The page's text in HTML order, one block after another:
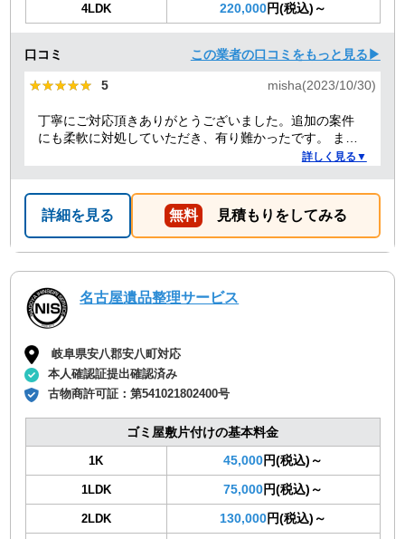
4LDK 220,000円(税込)～
口コミ この業者の口コミをもっと見る▶
★★★★★
★★★★★ 5 misha(2023/10/30)
丁寧にご対応頂きありがとうございました。追加の案件
にも柔軟に対処していただき、有り難かったです。 また
何かありましたらぜひよろしくお願いします。詳しく見る▼
詳細を見る 無料 見積もりをしてみる
名古屋遺品整理サービス
岐阜県安八郡安八町対応
本人確認証提出確認済み
古物商許可証：第541021802400号
ゴミ屋敷片付けの基本料金
1K 45,000円(税込)～
1LDK 75,000円(税込)～
2LDK 130,000円(税込)～